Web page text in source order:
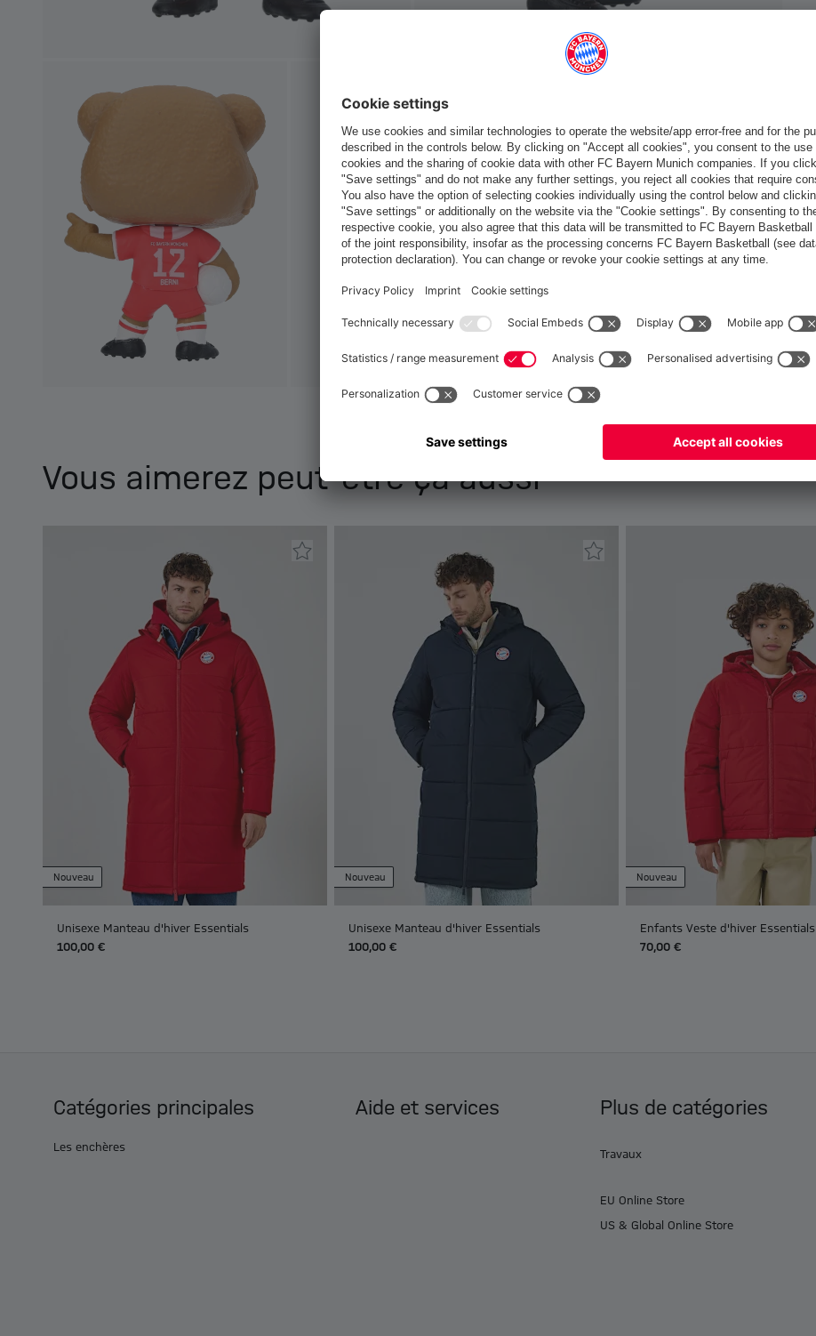
Vous aimerez peut-être ça aussi
Nouveau
Unisexe Manteau d'hiver Essentials
100,00 €
Nouveau
Unisexe Manteau d'hiver Essentials
100,00 €
Nouveau
Enfants Veste d'hiver Essentials
70,00 €
Catégories principales
Les enchères
Aide et services Plus de catégories
Travaux
EU Online Store
US & Global Online Store
Voulez-vous rester dans la boutique France?
Mondial pour y livrer!